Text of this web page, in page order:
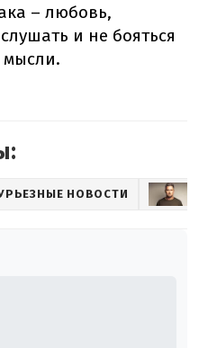
– любовь,
и не бояться
мысли.
НОВОСТИ